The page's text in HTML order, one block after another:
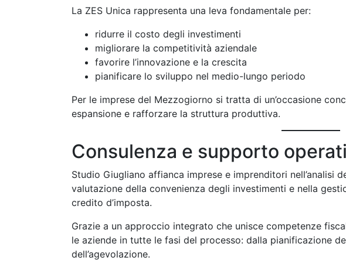
La ZES Unica rappresenta una leva fondamentale per:
ridurre il costo degli investimenti
migliorare la competitività aziendale
favorire l’innovazione e la crescita
pianificare lo sviluppo nel medio-lungo periodo
Per le imprese del Mezzogiorno si tratta di un’occasione
espansione e rafforzare la struttura produttiva.
Consulenza e supporto
Studio Giugliano affianca imprese e imprenditori nell’analisi
valutazione della convenienza degli investimenti e nella
credito d’imposta.
Grazie a un approccio integrato che unisce competenze
le aziende in tutte le fasi del processo: dalla pianificazione
dell’agevolazione.